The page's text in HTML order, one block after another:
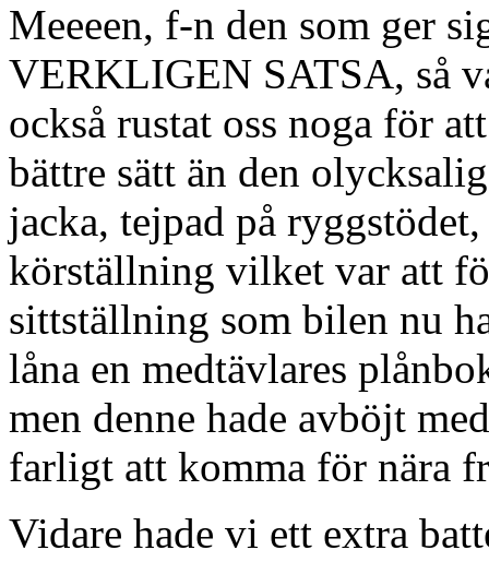
Meeeen, f-n den som ger
VERKLIGEN SATSA, så
också rustat oss noga för
bättre sätt än den
jacka, tejpad på
körställning vilket var att
sittställning som bilen nu
låna en medtävlares
men denne hade avböjt
farligt att komma för nära
Vidare hade vi ett extra